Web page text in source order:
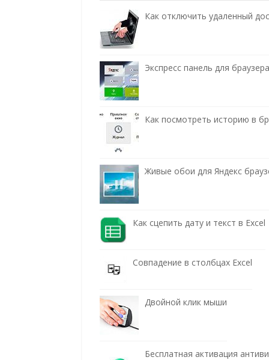
Как отключить удаленный
Экспресс панель для
Как посмотреть историю в
Живые обои для Яндекс
Как сцепить дату и текст в Excel
Совпадение в столбцах Excel
Двойной клик мыши
Бесплатная активация